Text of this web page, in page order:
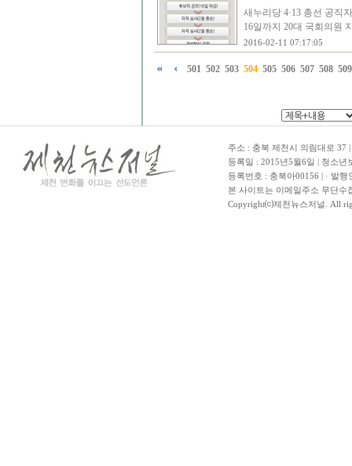
새누리당 4·13 총선 공직
16일까지 20대 국회의원
2016-02-11 07:17:05
501 502 503 504 505 506 507 508 509
주소 : 충북 제천시 의림대로 37
등록일 : 2015년5월6일 | 청소
등록번호 : 충북아00156 | · 발
본 사이트는 이메일주소 무단수
Copyright⒞제천뉴스저널. All